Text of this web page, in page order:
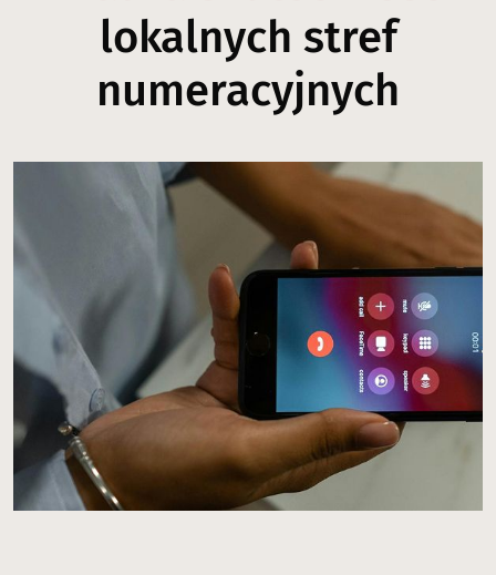
lokalnych stref
numeracyjnych